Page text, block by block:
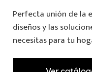
Perfecta unión de la
diseños y las
necesitas para tu